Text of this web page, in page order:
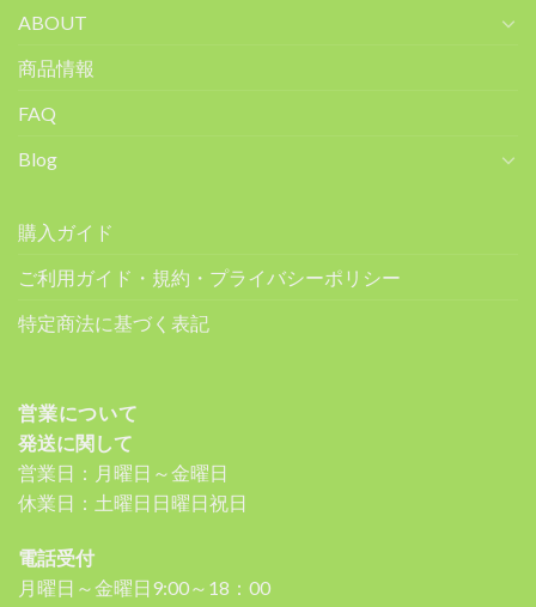
ABOUT
商品情報
FAQ
Blog
購入ガイド
ご利用ガイド・規約・プライバシーポリシー
特定商法に基づく表記
営業について
発送に関して
営業日：月曜日～金曜日
休業日：土曜日日曜日祝日
電話受付
月曜日～金曜日9:00～18：00